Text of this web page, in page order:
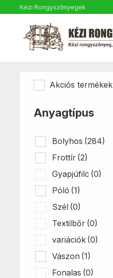
Kézi Rongyszőnyegek
Akciós termékek
Anyagtípus
Bolyhos (284)
Frottír (2)
Gyapjúfilc (0)
Póló (1)
Szél (0)
Textilbőr (0)
variációk (0)
Vászon (1)
Fonalas (0)